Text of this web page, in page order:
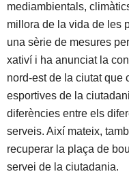
mediambientals,
millora de la vida de les
una sèrie de mesures
xativí i ha anunciat la
nord-est de la ciutat que
esportives de la
diferències entre els
serveis. Així mateix,
recuperar la plaça de
servei de la ciutadania.